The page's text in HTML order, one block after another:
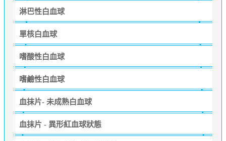
淋巴性白血球
單核白血球
嗜酸性白血球
嗜鹼性白血球
血抹片- 未成熟白血球
血抹片 - 異形紅血球狀態